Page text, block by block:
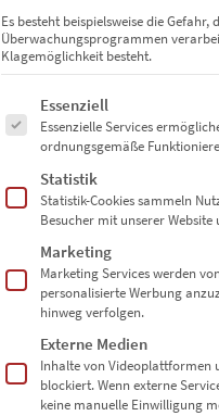
Es besteht beispielsweise die
Überwachungsprogrammen
Klagemöglichkeit besteht.
Es folgt eine Liste der
Essenziell
Essenzielle Services
ordnungsgemäße
Statistik
Statistik-Cookies sammeln
Besucher mit unserer Website
Marketing
Marketing Services werden
personalisierte Werbung
hinweg verfolgen.
Externe Medien
Inhalte von Videoplattformen
blockiert. Wenn externe
keine manuelle Einwilligung